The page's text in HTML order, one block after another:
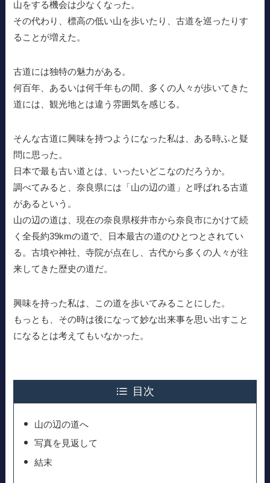
山をする機会は少なくなった。
その代わり、標高の低い山を歩いたり、古道を巡ったりす
ることが増えた。
古道には独特の魅力がある。
何百年、あるいは何千年もの間、多くの人々が歩いてきた
道には、観光地とは違う雰囲気を感じる。
そんな古道に興味を持つようになった私は、ある時ふと疑
問に思った。
日本で最も古い道とは、いったいどこなのだろうか。
調べてみると、奈良県には「山の辺の道」と呼ばれる古道
があるという。
山の辺の道は、現在の奈良県桜井市から奈良市にかけて続
く全長約39kmの道で、日本最古の道のひとつとされてい
る。古墳や神社、寺院が点在し、古代から多くの人々が往
来してきた歴史の道だ。
興味を持った私は、この道を歩いてみることにした。
もっとも、その時は後になって妙な出来事を思い出すこと
になるとは考えてもいなかった。
目次
山の辺の道へ
写真を見返して
結末